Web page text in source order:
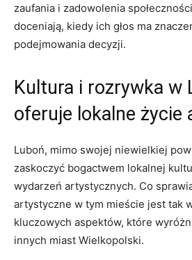
zaufania i zadowolenia
doceniają, kiedy ich głos ma
podejmowania decyzji.
Kultura i rozrywka w
oferuje lokalne życie
Luboń, mimo swojej niewielkiej
zaskoczyć bogactwem lokalnej
wydarzeń artystycznych. Co
artystyczne w tym mieście jest tak
kluczowych aspektów, które
innych miast Wielkopolski.